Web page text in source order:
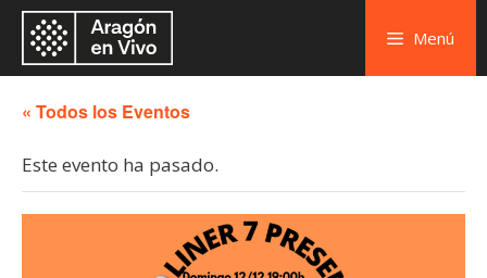
Menú
« Todos los Eventos
Este evento ha pasado.